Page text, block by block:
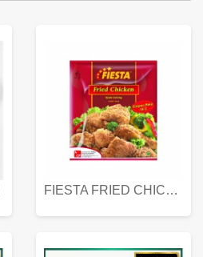
FIESTA FRIED CHICKEN 500 GR